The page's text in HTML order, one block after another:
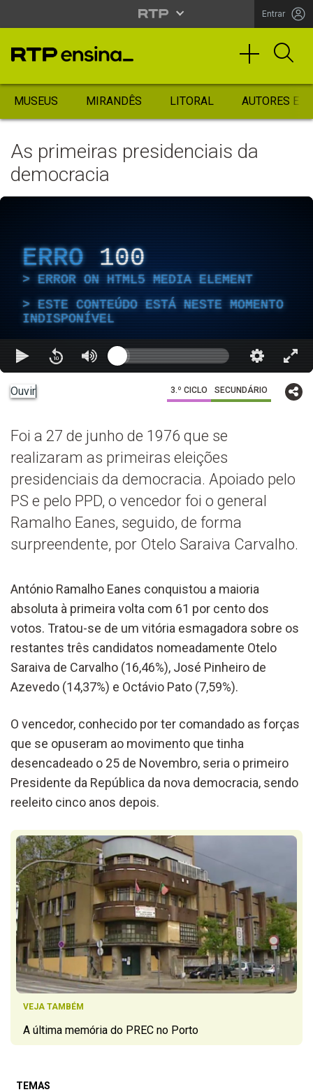
Entrar
MUSEUS MIRANDÊS LITORAL AUTORES
As primeiras presidenciais da
democracia
ERRO 100
ERROR ON HTML5 MEDIA ELEMENT
ESTE CONTEÚDO ESTÁ NESTE MOMENTO
INDISPONÍVEL
Ouvir 3.º CICLO SECUNDÁRIO
Foi a 27 de junho de 1976 que se
realizaram as primeiras eleições
presidenciais da democracia. Apoiado pelo
PS e pelo PPD, o vencedor foi o general
Ramalho Eanes, seguido, de forma
surpreendente, por Otelo Saraiva Carvalho.
António Ramalho Eanes conquistou a maioria
absoluta à primeira volta com 61 por cento dos
votos. Tratou-se de um vitória esmagadora sobre os
restantes três candidatos nomeadamente Otelo
Saraiva de Carvalho (16,46%), José Pinheiro de
Azevedo (14,37%) e Octávio Pato (7,59%).
O vencedor, conhecido por ter comandado as forças
que se opuseram ao movimento que tinha
desencadeado o 25 de Novembro, seria o primeiro
Presidente da República da nova democracia, sendo
reeleito cinco anos depois.
VEJA TAMBÉM
A última memória do PREC no Porto
TEMAS